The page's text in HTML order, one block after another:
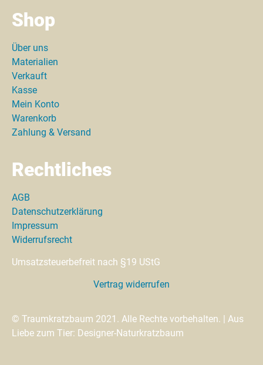
Shop
Über uns
Materialien
Verkauft
Kasse
Mein Konto
Warenkorb
Zahlung & Versand
Rechtliches
AGB
Datenschutzerklärung
Impressum
Widerrufsrecht
Umsatzsteuerbefreit nach §19 UStG
Vertrag widerrufen
© Traumkratzbaum 2021. Alle Rechte vorbehalten. | Aus
Liebe zum Tier: Designer-Naturkratzbaum